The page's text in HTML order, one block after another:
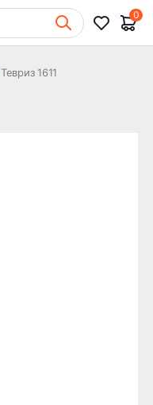
0
Тевриз 1611